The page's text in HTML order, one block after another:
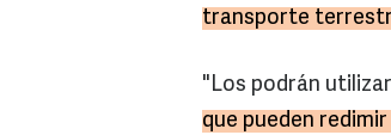
transporte
"Los podrán
que pueden